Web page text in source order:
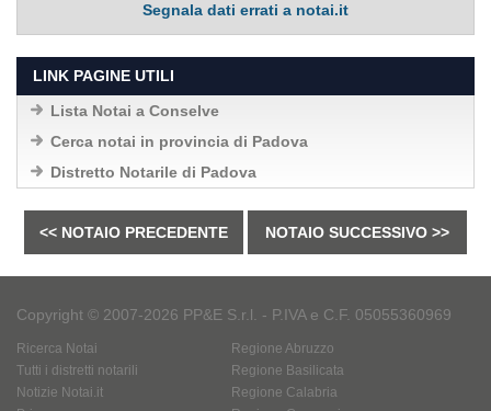
Segnala dati errati a notai.it
LINK PAGINE UTILI
Lista Notai a Conselve
Cerca notai in provincia di Padova
Distretto Notarile di Padova
<< NOTAIO PRECEDENTE NOTAIO SUCCESSIVO >>
Copyright © 2007-2026 PP&E S.r.l. - P.IVA e C.F. 05055360969
Ricerca Notai
Tutti i distretti notarili
Notizie Notai.it
Regione Abruzzo
Regione Basilicata
Regione Calabria